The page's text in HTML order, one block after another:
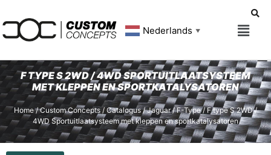
Nederlands ▼
F TYPE S 2WD / 4WD SPORTUITLAATSYSTEEM
MET KLEPPEN EN SPORTKATALYSATOREN
Home/Custom Concepts/Catalogus/Jaguar/F-Type/ F type S 2WD /
4WD Sportuitlaatsysteem met kleppen en sportkatalysatoren